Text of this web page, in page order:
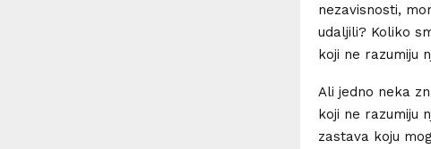
nezavisnosti,
udaljili? Koliko
koji ne razumiju
Ali jedno neka
koji ne razumiju
zastava koju